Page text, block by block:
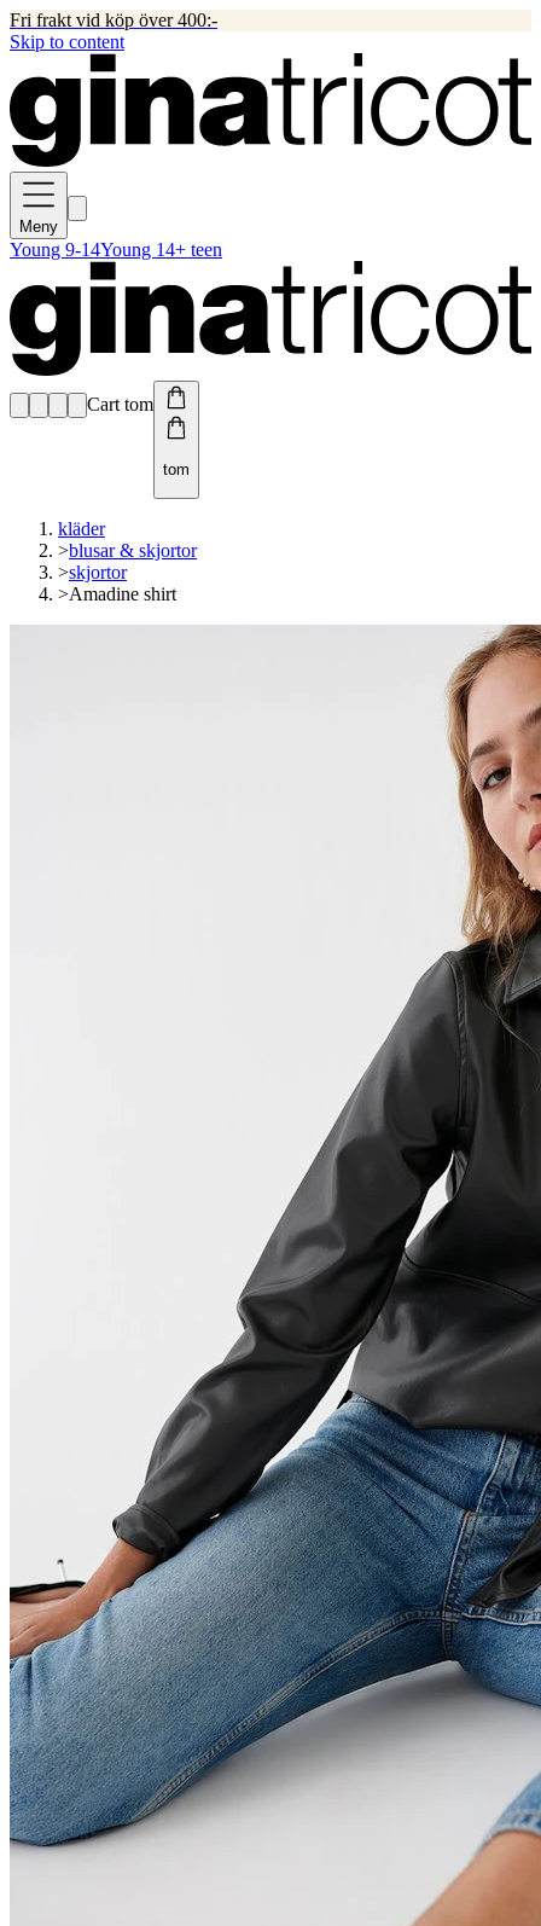
Fri frakt vid köp över 400:-
Skip to content
Meny
Young 9-14Young 14+ teen
Cart tom
tom
kläder
>blusar & skjortor
>skjortor
>Amadine shirt